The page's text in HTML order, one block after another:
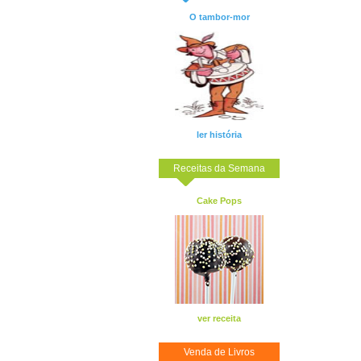
O tambor-mor
ler história
Receitas da Semana
Cake Pops
ver receita
Venda de Livros